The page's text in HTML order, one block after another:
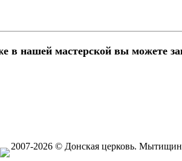
в нашей мастерской вы можете
2007-2026 © Донская церковь.